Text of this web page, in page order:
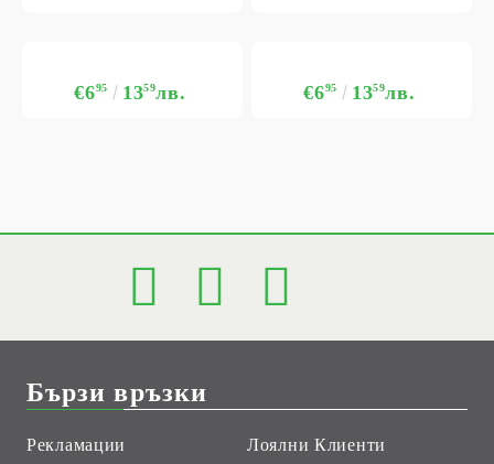
€695 1359лв. €695 1359лв.
Бързи връзки
Рекламации
Лоялни Клиенти